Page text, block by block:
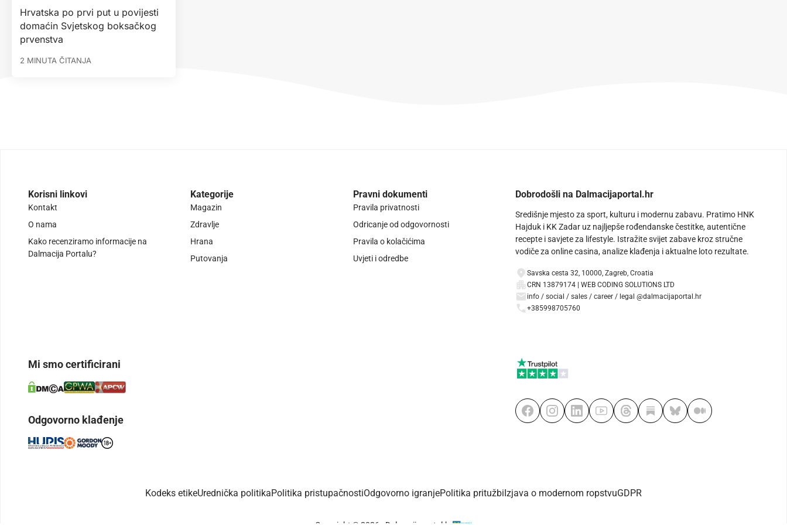
Hrvatska po prvi put u povijesti
domaćin Svjetskog boksačkog
prvenstva
2 MINUTA ČITANJA
Korisni linkovi
Kontakt
O nama
Kako recenziramo informacije na
Dalmacija Portalu?
Kategorije
Magazin
Zdravlje
Hrana
Putovanja
Pravni dokumenti
Pravila privatnosti
Odricanje od odgovornosti
Pravila o kolačićima
Uvjeti i odredbe
Dobrodošli na Dalmacijaportal.hr
Središnje mjesto za sport, kulturu i modernu zabavu. Pratimo HNK
Hajduk i KK Zadar uz najljepše rođendanske čestitke, autentične
recepte i savjete za lifestyle. Istražite svijet zabave kroz stručne
vodiče za online casina, analize klađenja i aktualne loto rezultate.
Savska cesta 32, 10000, Zagreb, Croatia
CRN 13879174 | WEB CODING SOLUTIONS LTD
info / social / sales / career / legal @dalmacijaportal.hr
+385998705760
Mi smo certificirani
Odgovorno klađenje
Kodeks etikeUrednička politikaPolitika pristupačnostiOdgovorno igranjePolitika pritužbi Izjava o modernom ropstvuGDPR